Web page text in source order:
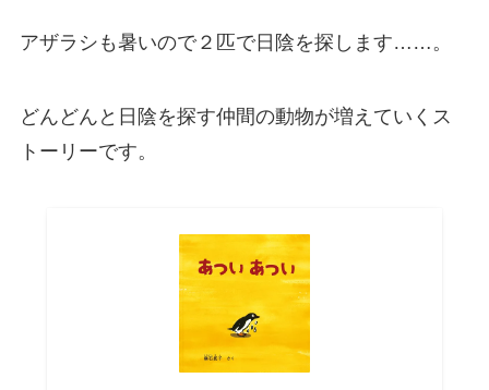
アザラシも暑いので２匹で日陰を探します……。
どんどんと日陰を探す仲間の動物が増えていくス
トーリーです。